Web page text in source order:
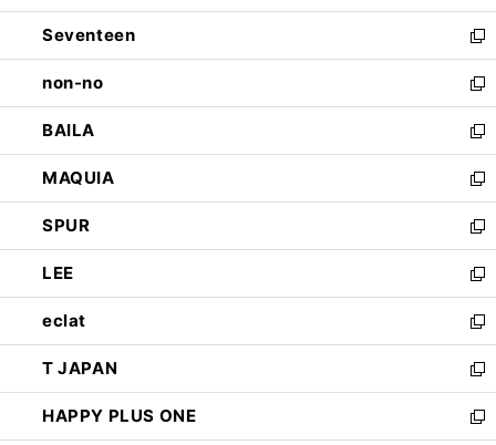
開
く
ウ
で
開
く
ン
ド
ウ
で
開
く
Seventeen
新
し
い
ウ
ィ
ン
ド
ウ
で
開
く
non-no
新
し
い
ウ
ィ
ン
ド
ウ
で
開
く
BAILA
新
し
い
ウ
ィ
ン
ド
ウ
で
開
く
MAQUIA
新
し
い
ウ
ィ
ン
ド
ウ
で
開
く
SPUR
新
し
い
ウ
ィ
ン
ド
ウ
で
開
LEE
新
し
い
ウ
ィ
ン
ド
ウ
eclat
新
し
い
ウ
ィ
T JAPAN
新
し
い
HAPPY PLUS ONE
新